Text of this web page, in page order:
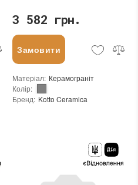
3 582 грн.
Замовити
Матеріал: Керамограніт
Колір:
Бренд: Kotto Ceramica